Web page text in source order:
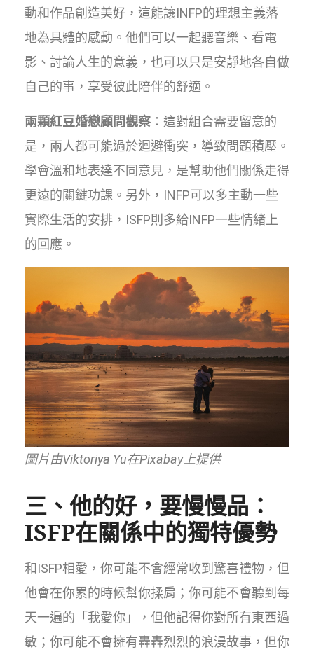
動和作品創造美好，這能讓INFP的理想主義落
地為具體的感動。他們可以一起聽音樂、看電
影、討論人生的意義，也可以只是安靜地各自做
自己的事，享受彼此陪伴的舒適。
兩顆紅豆婚戀顧問觀察 ：這對組合需要留意的
是，兩人都可能過於迴避衝突，導致問題積壓。
學會溫和地表達不同意見，是幫助他們關係走得
更遠的關鍵功課。另外，INFP可以多主動一些
實際生活的安排，ISFP則多給INFP一些情緒上
的回應。
圖片由Viktoriya Yu在Pixabay上提供
三、他的好，要慢慢品：
ISFP在關係中的獨特優勢
和ISFP相愛，你可能不會經常收到驚喜禮物，但
他會在你累的時候幫你揉肩；你可能不會聽到每
天一遍的「我愛你」，但他記得你對所有東西過
敏；你可能不會擁有轟轟烈烈的浪漫故事，但你